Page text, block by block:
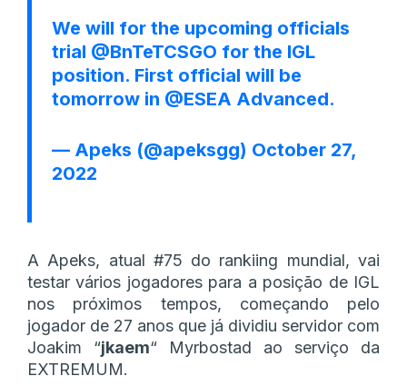
We will for the upcoming officials
trial @BnTeTCSGO for the IGL
position. First official will be
tomorrow in @ESEA Advanced.
— Apeks (@apeksgg) October 27,
2022
A Apeks, atual #75 do rankiing mundial, vai
testar vários jogadores para a posição de IGL
nos próximos tempos, começando pelo
jogador de 27 anos que já dividiu servidor com
Joakim “⁠jkaem⁠“ Myrbostad ao serviço da
EXTREMUM.